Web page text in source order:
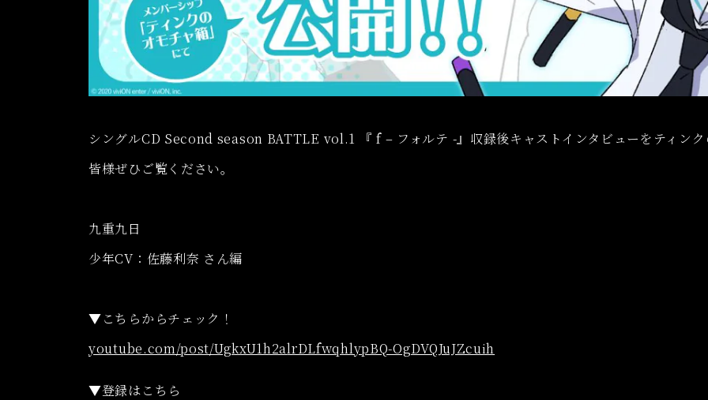
シングルCD Second season BATTLE vol.1 『 f – フォルテ -』収録後キャストインタビューを ティン
皆様ぜひご覧ください。
九重九日
少年CV：佐藤利奈 さん編
▼こちらからチェック！
youtube.com/post/UgkxU1h2alrDLfwqhlypBQ-OgDVQJuJZcuih
▼登録はこちら